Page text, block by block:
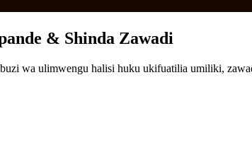
& Shinda Zawadi
wa ulimwengu halisi huku ukifuatilia umiliki,